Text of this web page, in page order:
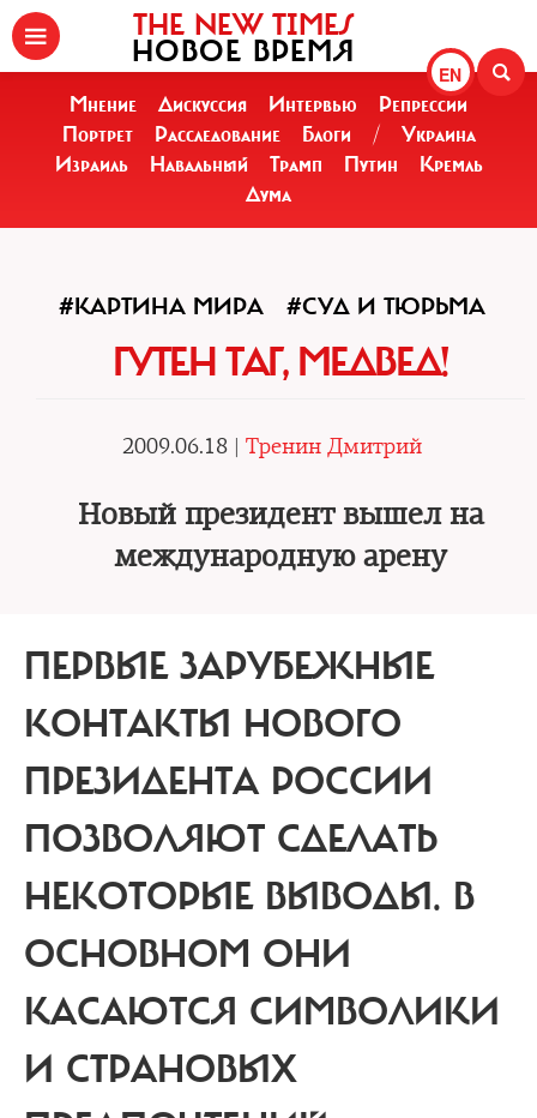
EN
THE NEW TIMES
НОВОЕ ВРЕМЯ
Мнение Дискуссия Интервью
Репрессии
Портрет
Расследование Блоги /
Украина
Израиль
Навальный Трамп Путин
Кремль
Дума
#КАРТИНА МИРА #СУД И ТЮРЬМА
ГУТЕН ТАГ, МЕДВЕД!
2009.06.18 | Тренин Дмитрий
Новый президент вышел на
международную арену
ПЕРВЫЕ ЗАРУБЕЖНЫЕ
КОНТАКТЫ НОВОГО
ПРЕЗИДЕНТА РОССИИ
ПОЗВОЛЯЮТ СДЕЛАТЬ
НЕКОТОРЫЕ ВЫВОДЫ. В
ОСНОВНОМ ОНИ
КАСАЮТСЯ СИМВОЛИКИ
И СТРАНОВЫХ